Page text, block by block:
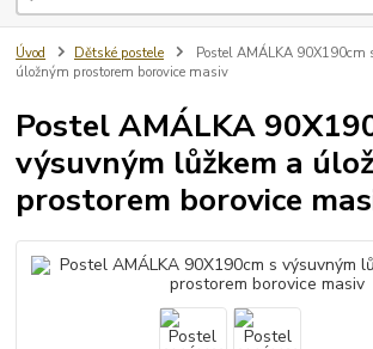
Úvod Dětské postele
Postel AMÁLKA
úložným prostorem borovice masiv
Postel AMÁLKA
výsuvným lůžkem a
prostorem borovice